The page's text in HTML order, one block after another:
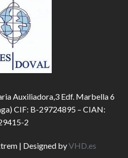
Auxiliadora,3 Edf. Marbella 6
CIF: B-29724895 – CIAN:
2
| Designed byVHD.es